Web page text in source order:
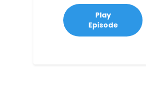
Play
Episode